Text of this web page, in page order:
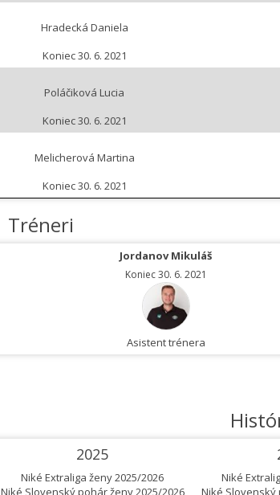
Hradecká Daniela
Koniec 30. 6. 2021
Poláčiková Lucia
Koniec 30. 6. 2021
Melicherová Martina
Koniec 30. 6. 2021
Tréneri
Jordanov Mikuláš
Koniec 30. 6. 2021
Asistent trénera
2025
Niké Extraliga ženy 2025/2026
Niké Slovenský pohár ženy 2025/2026
Niké
Niké Slovenský